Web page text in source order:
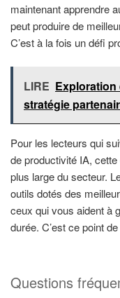
maintenant apprendre
peut produire de
C’est à la fois un défi
LIRE Exploration
stratégie
Pour les lecteurs qui
de productivité IA,
plus large du secteur.
outils dotés des
ceux qui vous aident à
durée. C’est ce point
Questions